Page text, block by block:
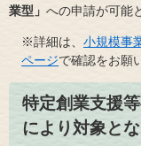
業型」 への申請が可能
※詳細は、 小規模事
ページで確認をお願
特定創業支援
により対象と